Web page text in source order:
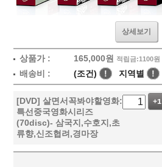
상세보기
상품가 : 165,000원 적립금:1100원
배송비 : (조건) ! 지역별 !
[DVD] 살면서꼭봐야할영화:
특선중국영화시리즈
(70disc)- 삼국지,수호지,초
류향,신조협려,경마장
+1